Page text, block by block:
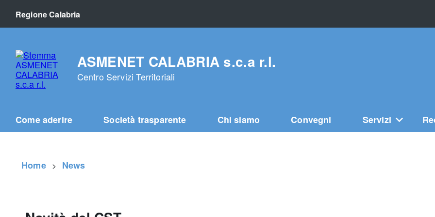
Regione Calabria
ASMENET CALABRIA s.c.a r.l.
Centro Servizi Territoriali
Come aderire Società trasparente Chi siamo Convegni Servizi
Home News